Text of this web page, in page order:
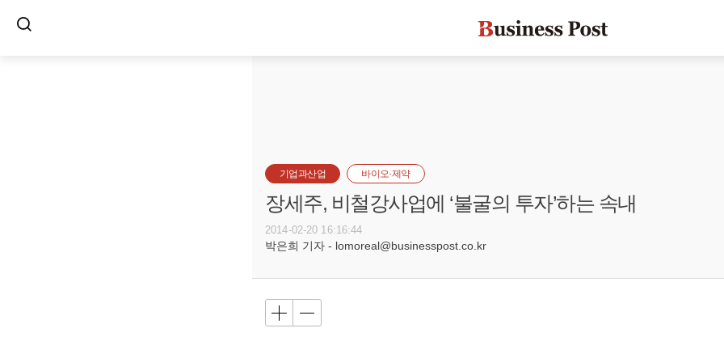
기업과산업 바이오·제약
장세주, 비철강사업에 ‘불굴의 투자’하는 속내
2014-02-20 16:16:44
박은희 기자 - lomoreal@businesspost.co.kr